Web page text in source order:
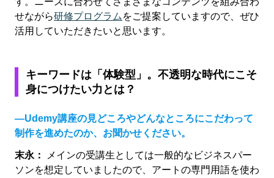
せながら研修プログラム をご提案していますので、ぜひ
活用していただきたいと思います。
キーワードは「体験型」。不透明な時代にこそ
身につけたい力とは？
―Udemy講座の見どころやどんなところにこだわって
制作を進めたのか、お聞かせください。
末永：
メインの受講生としては一般的なビジネスパー
ソンを想定していましたので、アートの専門用語を使わ